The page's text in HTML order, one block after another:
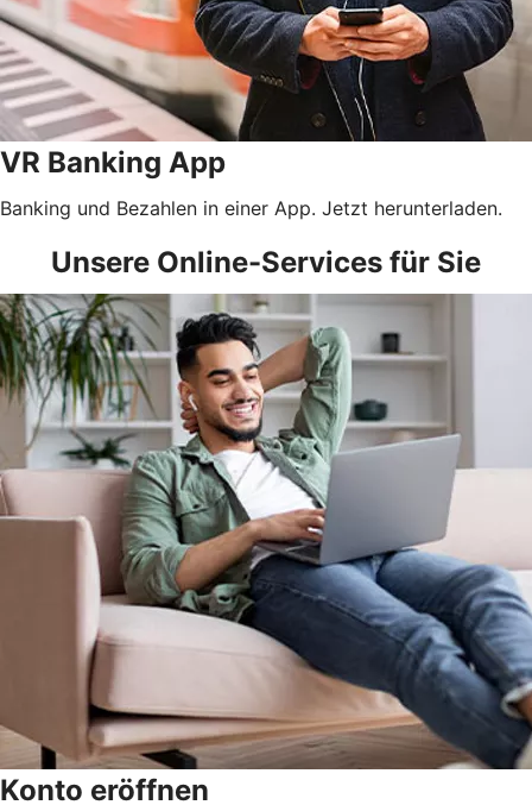
VR Banking App
Banking und Bezahlen in einer App. Jetzt herunterladen.
Unsere Online-Services für Sie
Konto eröffnen